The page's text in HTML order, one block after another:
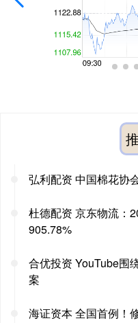
弘利配资 中国棉花协
杜德配资 京东物流：
905.78%
合优投资 YouTube围
案
海证资本 全国首例！